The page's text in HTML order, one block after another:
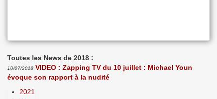
Toutes les News de 2018 :
10/07/2018 VIDEO : Zapping TV du 10 juillet : Michael Youn
évoque son rapport à la nudité
2021